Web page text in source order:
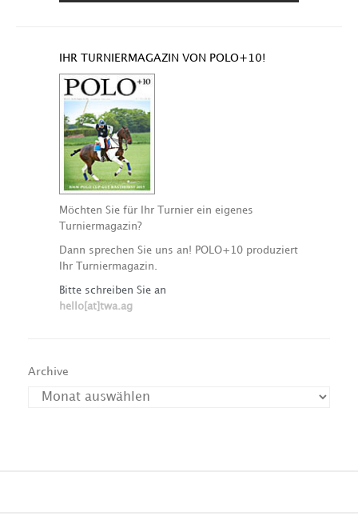
IHR TURNIERMAGAZIN VON POLO+10!
Möchten Sie für Ihr Turnier ein eigenes
Turniermagazin?
Dann sprechen Sie uns an! POLO+10 produziert
Ihr Turniermagazin.
Bitte schreiben Sie an
hello[at]twa.ag
Archive